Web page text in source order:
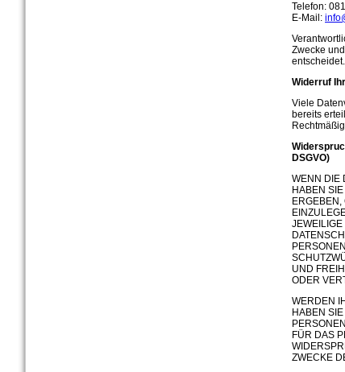
Telefon:
E-Mail:
Zwecke
entscheidet.
Widerruf
Viele
bereits
DSGVO)
WENN DIE
HABEN
UND
ODER
WERDEN
HABEN
FÜR DAS
ZWECKE